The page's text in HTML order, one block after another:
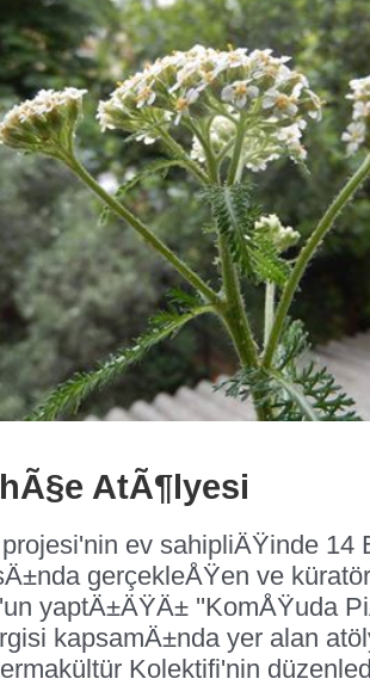
AtÃ¶lyesi
ev sahipliÄŸinde 14
gerçekleÅŸen ve
yaptÄ±ÄŸÄ± ''KomÅŸuda
kapsamÄ±nda yer alan
Kolektifi'nin